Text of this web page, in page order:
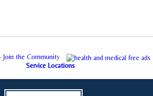
Join the Community
Service Locations